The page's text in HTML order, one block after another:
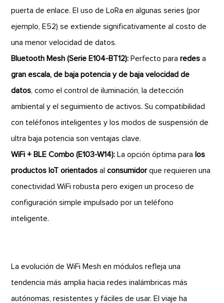
puerta de enlace. El uso de LoRa en algunas series (por
ejemplo, E52) se extiende significativamente al costo de
una menor velocidad de datos.
Bluetooth Mesh (Serie E104-BT12): Perfecto pararedes a
gran escala, de baja potencia y de baja velocidad de
datos , como el control de iluminación, la detección
ambiental y el seguimiento de activos. Su compatibilidad
con teléfonos inteligentes y los modos de suspensión de
ultra baja potencia son ventajas clave.
WiFi + BLE Combo (E103-W14): La opción óptima para los
productos IoT orientados alconsumidorque requieren una
conectividad WiFi robusta pero exigen un proceso de
configuración simple impulsado por un teléfono
inteligente.
La evolución de WiFi Mesh en módulos refleja una
tendencia más amplia hacia redes inalámbricas más
autónomas, resistentes y fáciles de usar. El viaje ha